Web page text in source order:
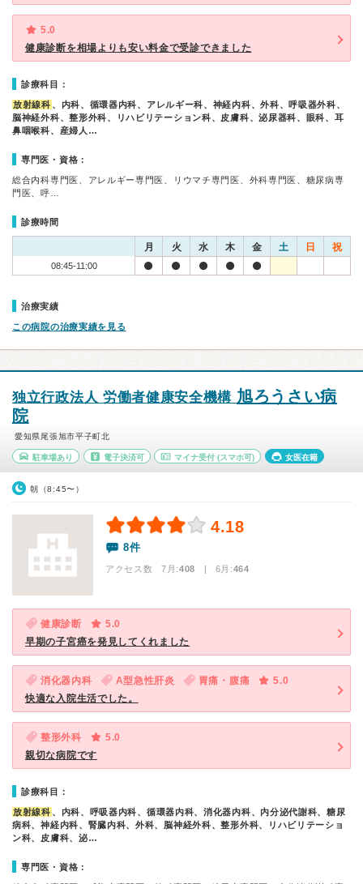
5.0
健康診断を相場よりも安い料金で受診できました
診療科目：
放射線科 、内科、循環器内科、アレルギー科、神経内科、外科、呼吸器外科、
脳神経外科、整形外科、リハビリテーション科、皮膚科、泌尿器科、眼科、耳
鼻咽喉科、産婦人…
専門医・資格：
総合内科専門医、アレルギー専門医、リウマチ専門医、外科専門医、糖尿病専
門医、呼…
診療時間
月 火 水 木 金 土 日 祝
08:45-11:00
治療実績
この病院の治療実績を見る
独立行政法人 労働者健康安全機構 旭ろうさい病
院
愛知県尾張旭市平子町北
駐車場あり 電子決済可 マイナ受付 (スマホ可) 女医在籍
朝（8:45〜）
4.18
8件
アクセス数 7月:408 | 6月:464
健康診断
5.0
早期の子宮癌を発見してくれました
消化器内科 A型急性肝炎 胃痛・腹痛
5.0
快適な入院生活でした。
整形外科
5.0
親切な病院です
診療科目：
放射線科 、内科、呼吸器内科、循環器内科、消化器内科、内分泌代謝科、糖尿
病科、神経内科、腎臓内科、外科、脳神経外科、整形外科、リハビリテーショ
ン科、皮膚科、泌…
専門医・資格：